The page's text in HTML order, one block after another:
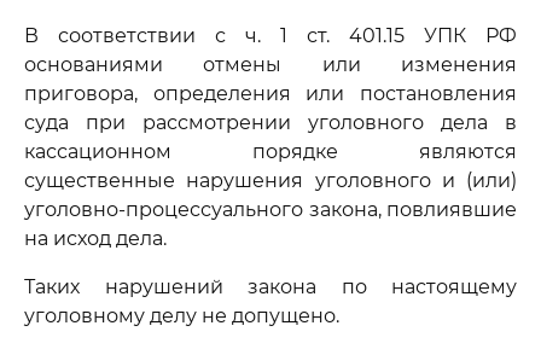
В соответствии с ч. 1 ст. 401.15 УПК РФ
основаниями отмены или изменения
приговора, определения или постановления
суда при рассмотрении уголовного дела в
кассационном порядке являются
существенные нарушения уголовного и (или)
уголовно-процессуального закона, повлиявшие
на исход дела.
Таких нарушений закона по настоящему
уголовному делу не допущено.